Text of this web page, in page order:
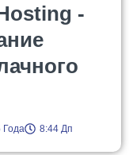
-
Года 8:44 Дп